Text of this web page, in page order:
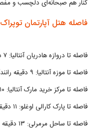
کنار هم صبحانه‌ای دلچسب و
فاصله هتل آپارتمان
فاصله تا دروازه هادریان آنتالیا: ۷ دقیقه رانندگی
فاصله تا موزه آنتالیا: ۹ دقیقه رانندگی
فاصله تا مرکز خرید مارک آنتالیا: ۱۰ دقیقه رانندگی
فاصله تا پارک کارالی اوغلو: ۱۱ دقیقه رانندگی
فاصله تا ساحل مرمرلی: ۱۳ دقیقه رانندگی